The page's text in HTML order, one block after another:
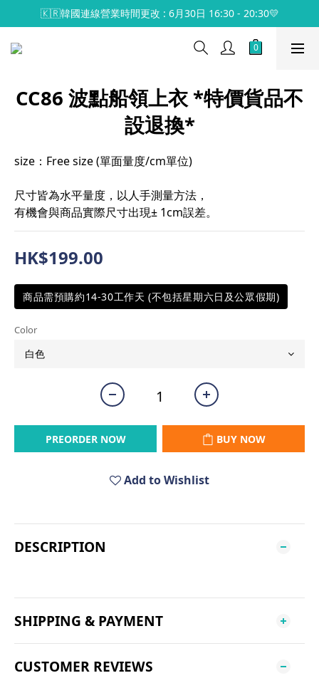
🇰🇷韓國連線營業時間更改 : 6月30日 16:30 - 20:30💛
CC86 波點船領上衣 *特價貨品不
設退換*
size：Free size (單面量度/cm單位)
尺寸皆為水平量度，以人手測量方法，
有機會與商品實際尺寸出現± 1cm誤差。
HK$199.00
商品需預購約14-30工作天 (不包括星期六日及公眾假期)
Color
PREORDER NOW BUY NOW
Add to Wishlist
DESCRIPTION
SHIPPING & PAYMENT
CUSTOMER REVIEWS